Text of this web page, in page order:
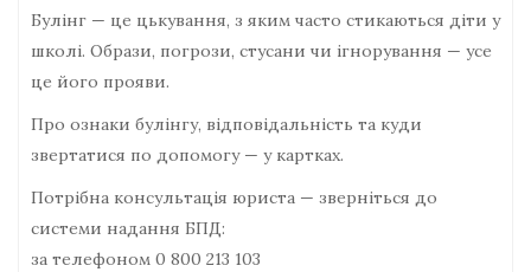
Булінг — це цькування, з яким часто стикаються діти у
школі. Образи, погрози, стусани чи ігнорування — усе
це його прояви.
Про ознаки булінгу, відповідальність та куди
звертатися по допомогу — у картках.
Потрібна консультація юриста — зверніться до
системи надання БПД:
за телефоном 0 800 213 103